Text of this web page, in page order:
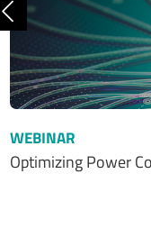
WEBINAR
Optimizing Power
前へ